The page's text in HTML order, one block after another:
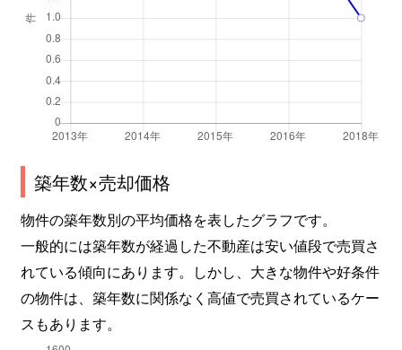
築年数×売却価格
物件の築年数別の平均価格を表したグラフです。
一般的には築年数が経過した不動産は安い値段で売買さ
れている傾向にあります。しかし、大きな物件や好条件
の物件は、築年数に関係なく高値で売買されているケー
スもあります。